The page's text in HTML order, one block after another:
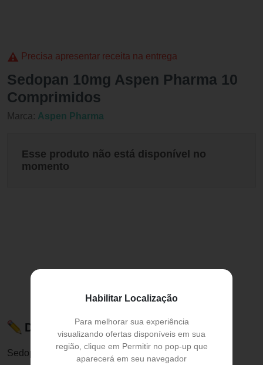
Habilitar Localização
Para melhorar sua experiência
visualizando ofertas disponíveis em sua
região, clique em Permitir no pop-up que
aparecerá em seu navegador
Precisa apresentar receita na entrega
Sedopan 10mg Aspen Pharma 10
Comprimidos
Marca: Aspen Pharma
Esse produto não está disponível no
momento
Descrição do Produto
Sedopan 10mg Aspen Pharma 10 Comprimido